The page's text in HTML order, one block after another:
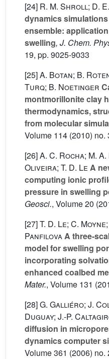
[24] R. M. Shroll; D.
dynamics
ensemble:
swelling, J. Chem.
19, pp. 9025-9033
[25]A. Botan; B.
Turq; B. Noetinger
montmorillonite clay
thermodynamics,
from molecular
Volume 114 (2010) no.
[26]A. C. Rocha; M.
Oliveira; T. D. Le A
computing ionic
pressure in swelling
Geosci., Volume 20
[27]T. D. Le; C.
PanfilovaA three-
model for swelling
incorporating
enhanced coalbed
Mater., Volume 131
[28]G. Galliéro; J.
Duguay; J.-P.
diffusion in
dynamics computer
Volume 361 (2006) no.